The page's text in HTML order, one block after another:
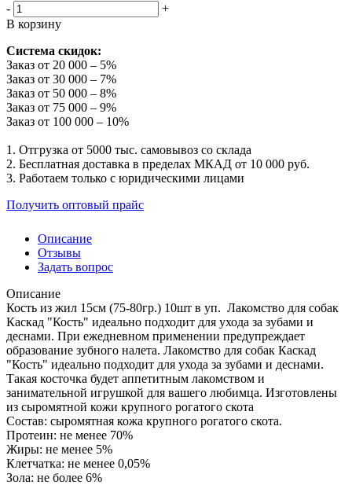
-
+
В корзину
Система скидок:
Заказ от 20 000 – 5%
Заказ от 30 000 – 7%
Заказ от 50 000 – 8%
Заказ от 75 000 – 9%
Заказ от 100 000 – 10%
1. Отгрузка от 5000 тыс. самовывоз со склада
2. Бесплатная доставка в пределах МКАД от 10 000 руб.
3. Работаем только с юридическими лицами
Получить оптовый прайс
Описание
Отзывы
Задать вопрос
Описание
Кость из жил 15см (75-80гр.) 10шт в уп. Лакомство для собак
Каскад "Кость" идеально подходит для ухода за зубами и
деснами. При ежедневном применении предупреждает
образование зубного налета. Лакомство для собак Каскад
"Кость" идеально подходит для ухода за зубами и деснами.
Такая косточка будет аппетитным лакомством и
занимательной игрушкой для вашего любимца. Изготовлены
из сыромятной кожи крупного рогатого скота
Состав: сыромятная кожа крупного рогатого скота.
Протеин: не менее 70%
Жиры: не менее 5%
Клетчатка: не менее 0,05%
Зола: не более 6%